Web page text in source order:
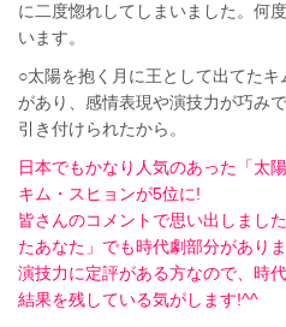
に二度惚れしてしまいました。何
います。
○太陽を抱く月に王として出てた
があり、感情表現や演技力が巧み
引き付けられたから。
日本でもかなり人気のあった「太
キム・スヒョンが5位に!
皆さんのコメントで思い出しまし
たあなた」でも時代劇部分があり
演技力に定評がある方なので、時
結果を残している気がします!^^